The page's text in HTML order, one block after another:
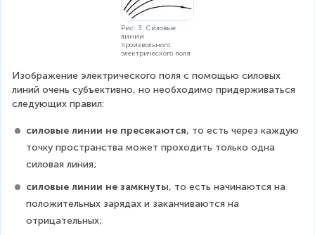
{
r
^
2
{
E
_
}
v
Рис. 3. Силовые
линии
произвольного
электрического поля
Изображение электрического поля с помощью силовых
линий очень субъективно, но необходимо придерживаться
следующих правил:
силовые линии не пресекаются, то есть через каждую
точку пространства может проходить только одна
силовая линия;
силовые линии не замкнуты, то есть начинаются на
положительных зарядах и заканчиваются на
отрицательных;